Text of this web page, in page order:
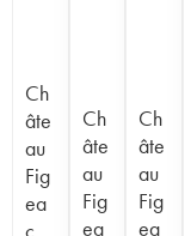
Ch
âte
au
Fig
ea
c
Ch
âte
au
Fig
ea
Ch
âte
au
Fig
ea